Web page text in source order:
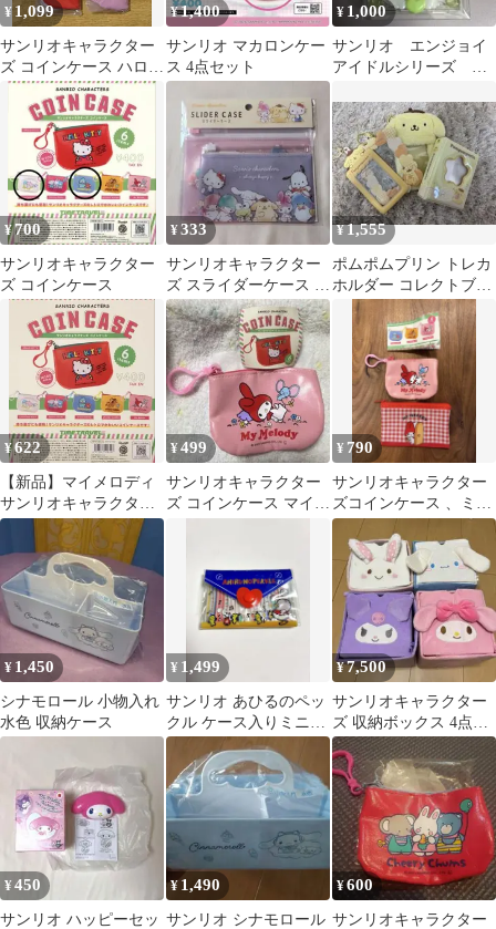
¥ 1,099
サンリオキャラクター
ズ コインケース ハロー
キティ マイメロディ
¥1,400
サンリオ マカロンケー
ス 4点セット
¥ 1,000
サンリオ エンジョイ
アイドルシリーズ ポ
¥700
サンリオキャラクター
ズ コインケース
¥333
サンリオキャラクター
ズ スライダーケース 2
サイズセット
¥1,555
ポムポムプリン トレカ
ホルダー コレクトブッ
¥622
【新品】マイメロディ
サンリオキャラクター
ズ コインケース ガチャ
¥499
サンリオキャラクター
ズ コインケース マイメ
¥ 790
サンリオキャラクター
ズコインケース 、ミニ
ポーチセット マイメ
ロディ
¥ 1,450
シナモロール 小物入れ
水色 収納ケース
¥ 1,499
サンリオ あひるのペッ
クル ケース入りミニレ
ターセット
¥7,500
サンリオキャラクター
ズ 収納ボックス 4点セ
ット
¥450
サンリオ ハッピーセッ
¥ 1,490
サンリオ シナモロール
¥600
サンリオキャラクター